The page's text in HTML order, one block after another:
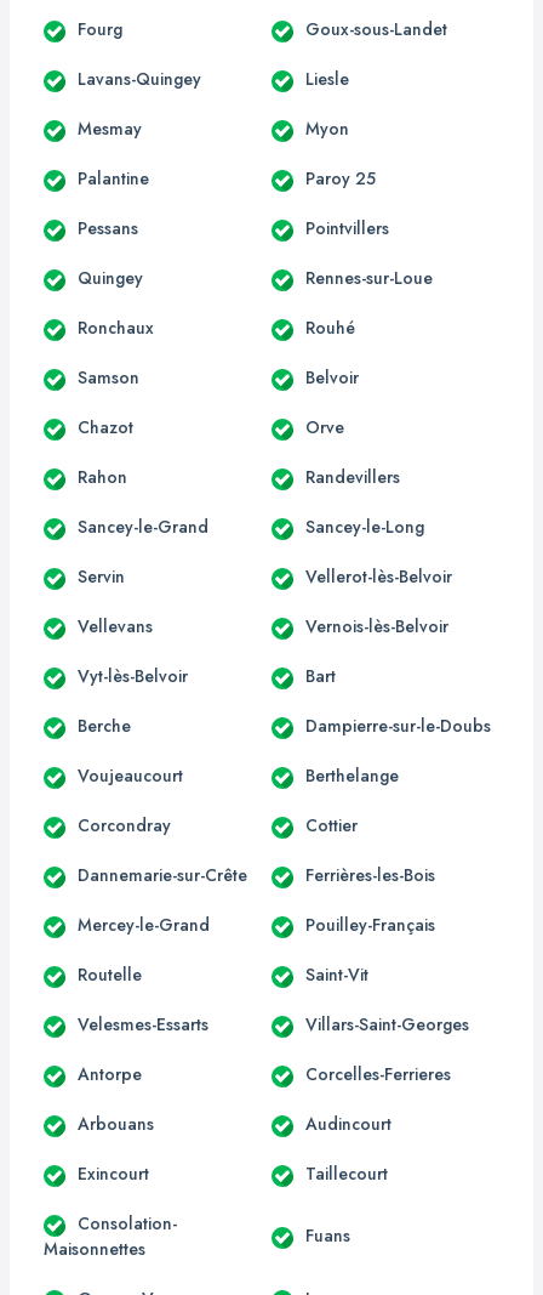
Fourg Goux-sous-Landet
Lavans-Quingey Liesle
Mesmay Myon
Palantine Paroy 25
Pessans Pointvillers
Quingey Rennes-sur-Loue
Ronchaux Rouhé
Samson Belvoir
Chazot Orve
Rahon Randevillers
Sancey-le-Grand Sancey-le-Long
Servin Vellerot-lès-Belvoir
Vellevans Vernois-lès-Belvoir
Vyt-lès-Belvoir Bart
Berche Dampierre-sur-le-Doubs
Voujeaucourt Berthelange
Corcondray Cottier
Dannemarie-sur-Crête Ferrières-les-Bois
Mercey-le-Grand Pouilley-Français
Routelle Saint-Vit
Velesmes-Essarts Villars-Saint-Georges
Antorpe Corcelles-Ferrieres
Arbouans Audincourt
Exincourt Taillecourt
Consolation-
Maisonnettes
Fuans